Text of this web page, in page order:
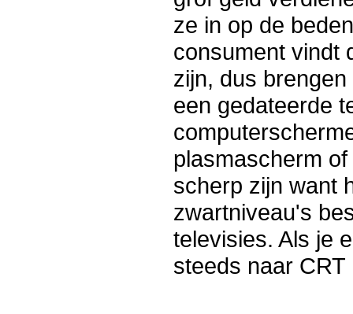
ze in op de
consument vindt
zijn, dus
een gedateerde
plasmascherm
scherp zijn want
zwartniveau's
televisies. Als je
steeds naar CRT